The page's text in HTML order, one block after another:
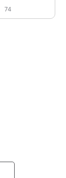
74